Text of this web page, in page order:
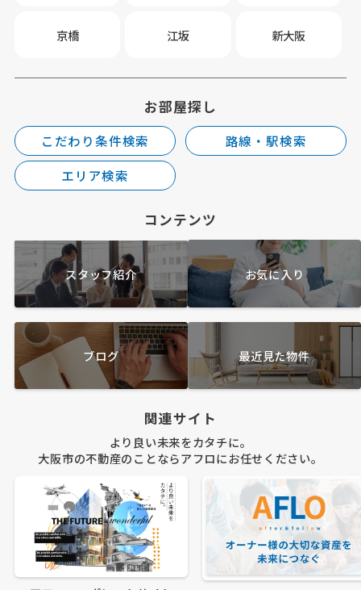
京橋 江坂 新大阪
お部屋探し
こだわり条件検索
路線・駅検索
エリア検索
コンテンツ
スタッフ紹介 お気に入り
ブログ 最近見た物件
関連サイト
より良い未来をカタチに。
大阪市の不動産のことならアフロにお任せください。